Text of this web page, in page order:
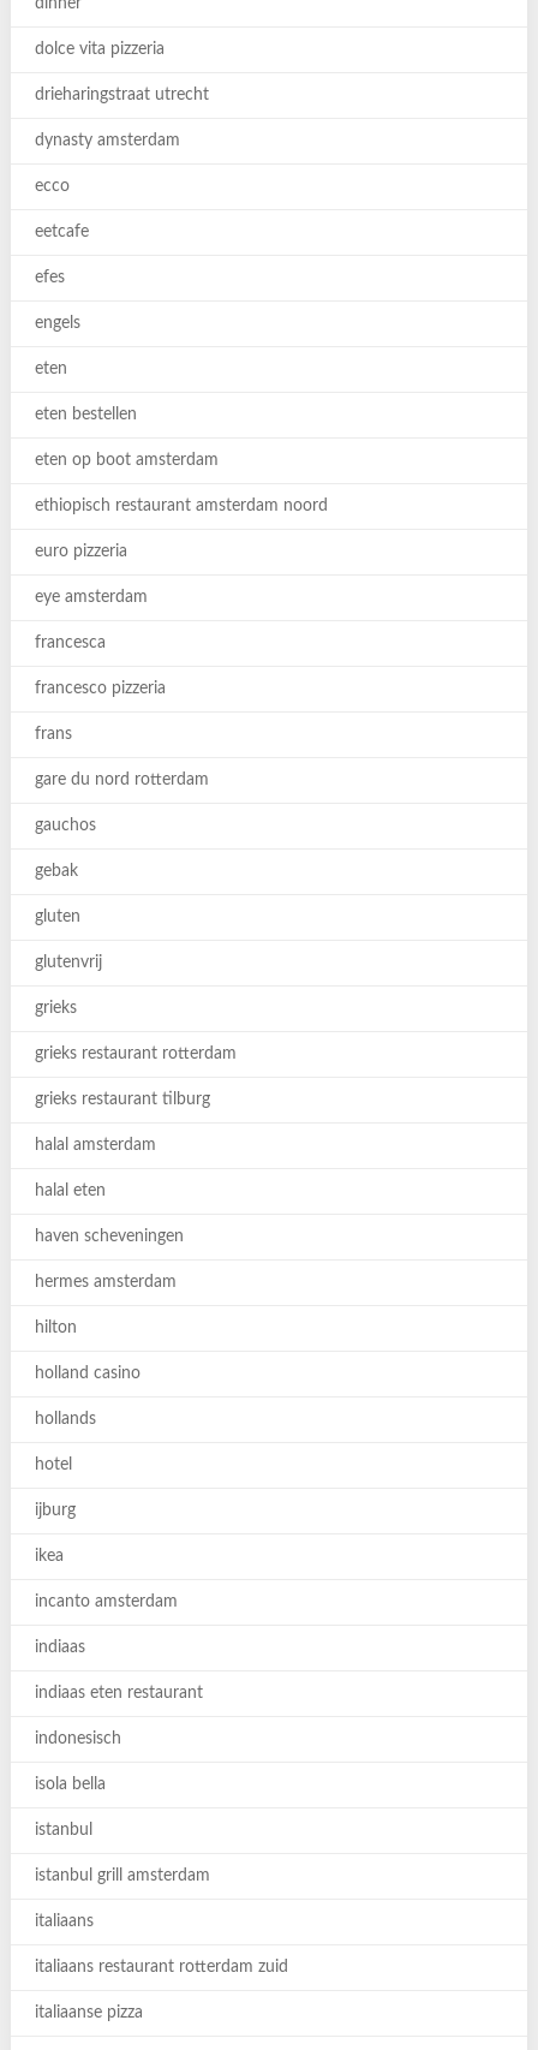
dinner
dolce vita pizzeria
drieharingstraat utrecht
dynasty amsterdam
ecco
eetcafe
efes
engels
eten
eten bestellen
eten op boot amsterdam
ethiopisch restaurant amsterdam noord
euro pizzeria
eye amsterdam
francesca
francesco pizzeria
frans
gare du nord rotterdam
gauchos
gebak
gluten
glutenvrij
grieks
grieks restaurant rotterdam
grieks restaurant tilburg
halal amsterdam
halal eten
haven scheveningen
hermes amsterdam
hilton
holland casino
hollands
hotel
ijburg
ikea
incanto amsterdam
indiaas
indiaas eten restaurant
indonesisch
isola bella
istanbul
istanbul grill amsterdam
italiaans
italiaans restaurant rotterdam zuid
italiaanse pizza